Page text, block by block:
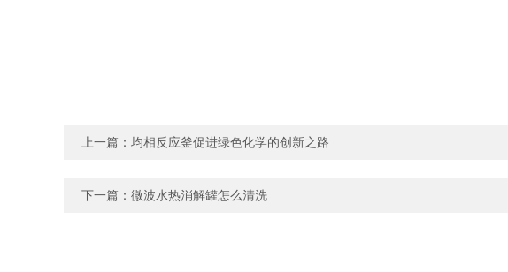
上一篇： 均相反应釜促进绿色化学的创新之路
下一篇： 微波水热消解罐怎么清洗